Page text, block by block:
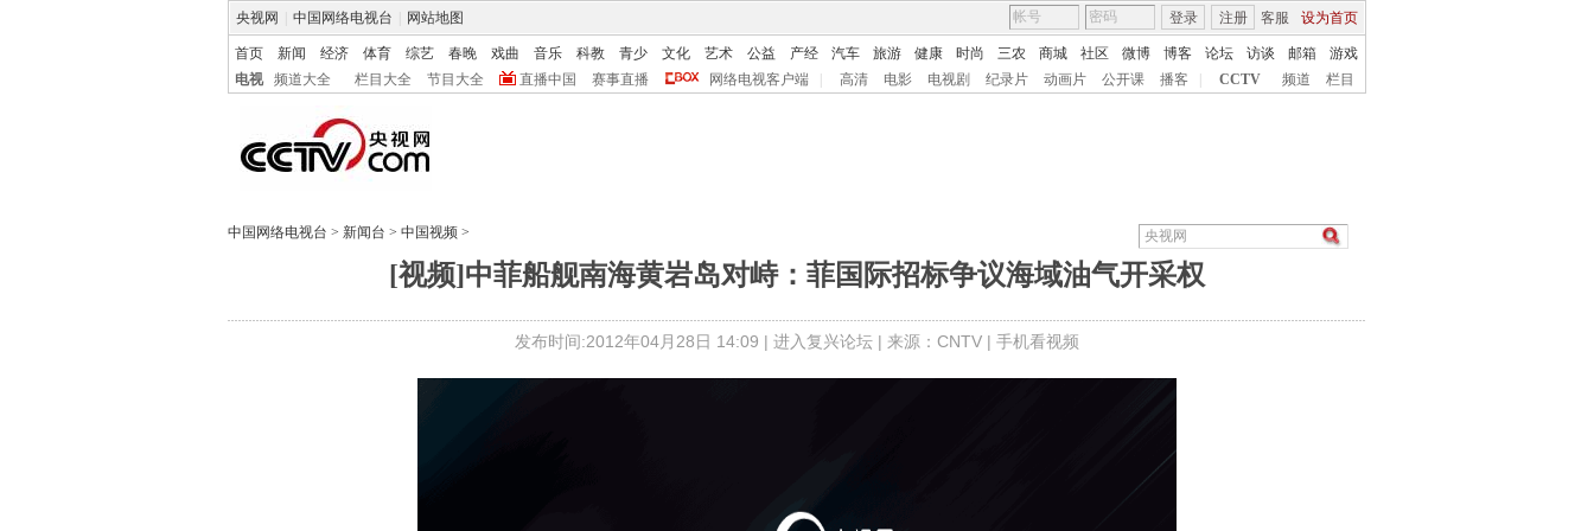
央视网 中国网络电视台 网站地图 客服 设为首页
登录 注册
首页 新闻 经济 体育 综艺 春晚 戏曲 音乐 科教 青少 文化 艺术 公益 产经 汽车 旅游 健康 时尚 三农 商城 社区 微博 博客 论坛 访谈 邮箱
游戏
电视
频道大全 栏目大全 节目大全 直播中国 赛事直播 网络电视客户端 高清 电影 电视剧 纪录片 动画片 公开课 播客 CCTV 频道 栏目
中国网络电视台 > 新闻台 > 中国视频 >
[视频]中菲船舰南海黄岩岛对峙：菲国际招标争议海域油气开采权
发布时间:2012年04月28日 14:09 | 进入复兴论坛 | 来源：CNTV | 手机看视频